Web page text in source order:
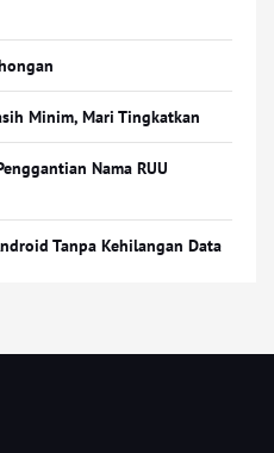
Minim, Mari Tingkatkan
Nama RUU
Tanpa Kehilangan Data